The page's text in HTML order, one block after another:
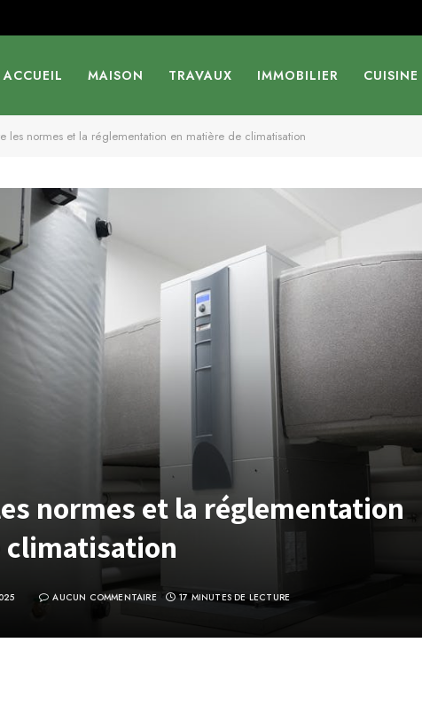
ACCUEIL MAISON TRAVAUX IMMOBILIER CUISINE
les normes et la réglementation en matière de climatisation
normes et la réglementation
climatisation
AUCUN COMMENTAIRE 17 MINUTES DE LECTURE